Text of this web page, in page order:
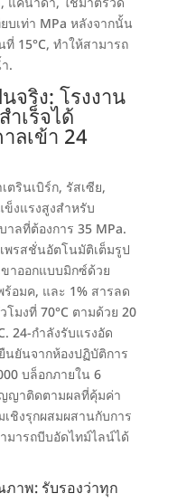
บเท่า MPa หลังจากนั้น
15°C, ทำให้สามารถ
.
จริง:โรงงาน
เร็จได้
ลเข้า 24
ตรินเบิร์ก, รัสเซีย,
งแรงสูงสำหรับ
าลที่ต้องการ 35 MPa.
พรสชั่นอัตโนมัติเต็มรูป
ขาออกแบบมิกซ์ด้วย
ร้อมค, และ 1% สารลด
มงที่ 70°C ตามด้วย 20
. 24-กำลังรับแรงอัด
นยันจากห้องปฏิบัติการ
บล็อกภายใน 6
ญาติดตามผลที่คุ้มค่า
ชิงรุกผสมผสานกับการ
มารถบีบอัดไทม์ไลน์ได้
ภาพ: รับรองว่าทุก